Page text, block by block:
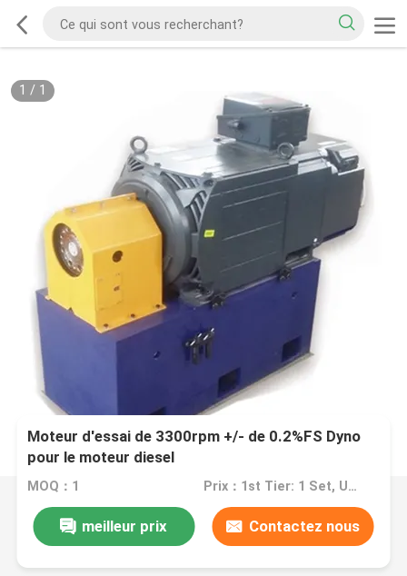
1 / 1
Moteur d'essai de 3300rpm +/- de 0.2%FS Dyno
pour le moteur diesel
MOQ：1 Prix：1st Tier: 1 Set, Unit Price USD 3.00 2nd Tier: 2-5 Sets, Unit Price USD 2.00 3rd Tier: Over 5 Sets, Unit Price USD 1.00
meilleur prix Contactez nous